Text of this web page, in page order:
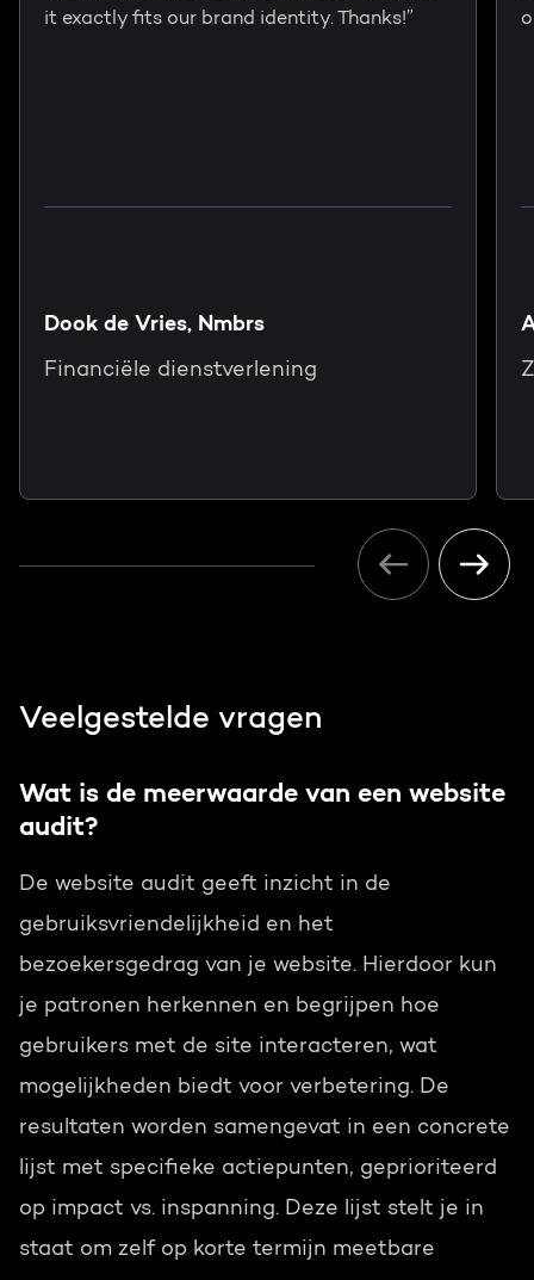
it exactly fits our brand identity. Thanks!”
Dook de Vries, Nmbrs
Financiële dienstverlening
Veelgestelde vragen
Wat is de meerwaarde van een website
audit?
De website audit geeft inzicht in de
gebruiksvriendelijkheid en het
bezoekersgedrag van je website. Hierdoor kun
je patronen herkennen en begrijpen hoe
gebruikers met de site interacteren, wat
mogelijkheden biedt voor verbetering. De
resultaten worden samengevat in een concrete
lijst met specifieke actiepunten, geprioriteerd
op impact vs. inspanning. Deze lijst stelt je in
staat om zelf op korte termijn meetbare